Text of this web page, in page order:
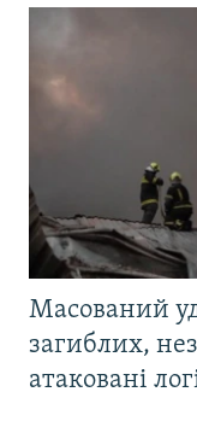
Масований
загиблих,
атаковані